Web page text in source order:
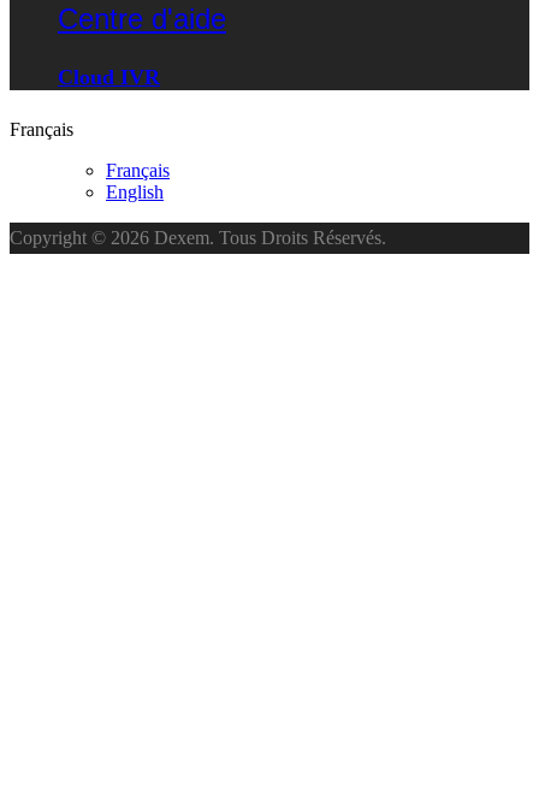
Centre d'aide
Cloud IVR
Français
Français
English
Copyright © 2026 Dexem. Tous Droits Réservés.